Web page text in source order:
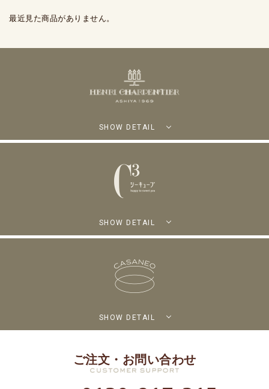
最近見た商品がありません。
SHOW DETAIL
SHOW DETAIL
SHOW DETAIL
ご注文・お問い合わせ